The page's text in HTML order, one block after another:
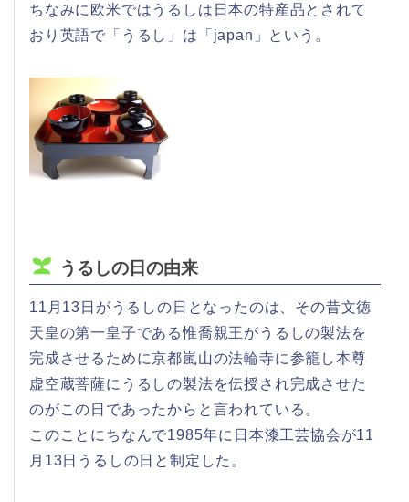
ちなみに欧米ではうるしは日本の特産品とされて
おり英語で「うるし」は「japan」という。
うるしの日の由来
11月13日がうるしの日となったのは、その昔文徳
天皇の第一皇子である惟喬親王がうるしの製法を
完成させるために京都嵐山の法輪寺に参籠し本尊
虚空蔵菩薩にうるしの製法を伝授され完成させた
のがこの日であったからと言われている。
このことにちなんで1985年に日本漆工芸協会が11
月13日うるしの日と制定した。